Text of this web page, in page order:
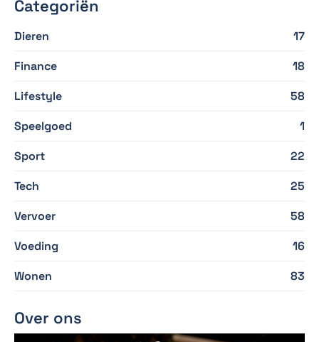
Categoriën
Dieren
17
Finance
18
Lifestyle
58
Speelgoed
1
Sport
22
Tech
25
Vervoer
58
Voeding
16
Wonen
83
Over ons